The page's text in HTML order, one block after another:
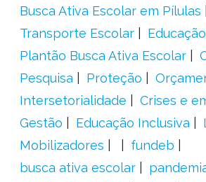
Busca Ativa Escolar em Pílulas
Transporte Escolar
Plantão Busca Ativa Escolar
Pesquisa
Proteção
Intersetorialidade
Crises e
Gestão
Educação Inclusiva
Mobilizadores
fundeb
busca ativa escolar